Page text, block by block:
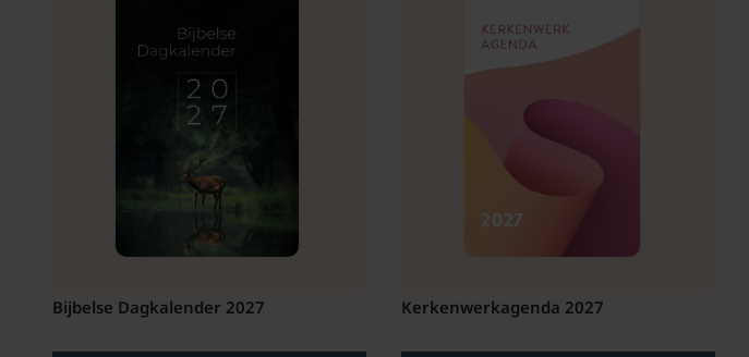
Bijbelse Dagkalender 2027 Kerkenwerkagenda 2027